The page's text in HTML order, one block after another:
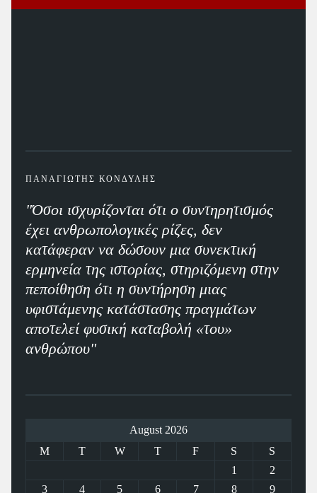
ΠΑΝΑΓΙΩΤΗΣ ΚΟΝΔΥΛΗΣ
"Όσοι ισχυρίζονται ότι ο συντηρητισμός
έχει ανθρωπολογικές ρίζες, δεν
κατάφεραν να δώσουν μια συνεκτική
ερμηνεία της ιστορίας, στηριζόμενη στην
πεποίθηση ότι η συντήρηση μιας
υφιστάμενης κατάστασης πραγμάτων
αποτελεί φυσική καταβολή «του»
ανθρώπου"
August 2026
M
T W T F S
S
1
2
3
4 5 6 7 8 9